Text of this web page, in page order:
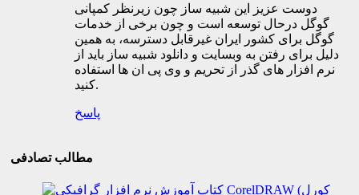
دوست عزیز این شبیه ساز چون زیرنظر کمپانی
گوگل درحال توسعه است و چون برخی از خدمات
گوگل برای کشور ایران غیرقابل دسترسه، به همین
دلیل برای رفتن به وبسایت و دانلود شبیه ساز باید از
نرم افزار های گذر از تحریم و وی پی ان ها استفاده
کنید.
پاسخ
مطالب تصادفی